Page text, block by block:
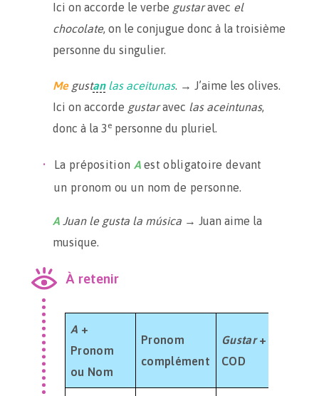
Ici on accorde le verbe gustaravec el
chocolate, on le conjugue donc à la troisième
personne du singulier.
Megustan las aceitunas. → J’aime les olives.
Ici on accorde gustaravec las aceintunas,
donc à la 3 e personne du pluriel.
La préposition Aest obligatoire devant
un pronom ou un nom de personne.
A Juan le gusta la música → Juan aime la
musique.
À retenir
A +
Pronom
ou Nom
Pronom
complément
Gustar+
COD